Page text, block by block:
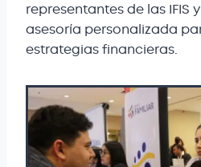
representantes de las IFIS
asesoría personalizada
estrategias financieras.